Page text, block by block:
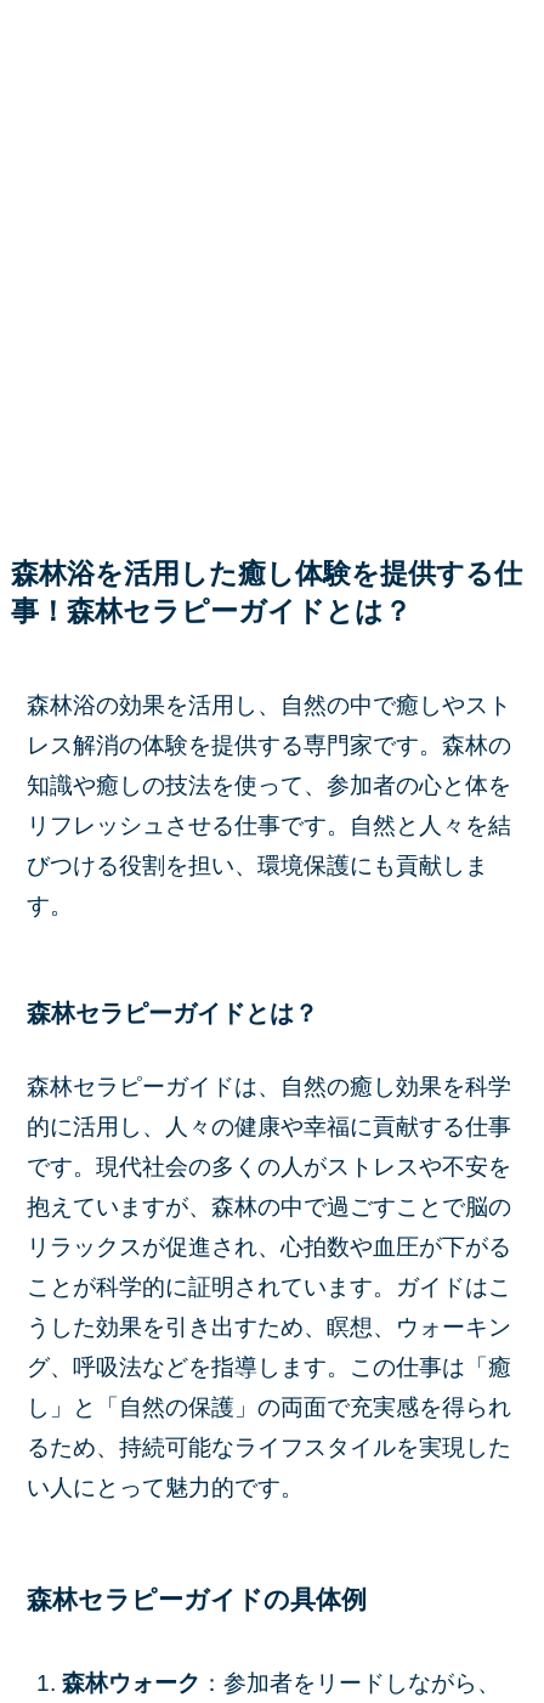
森林浴を活用した癒し体験を提供する仕
事！森林セラピーガイドとは？
森林浴の効果を活用し、自然の中で癒しやスト
レス解消の体験を提供する専門家です。森林の
知識や癒しの技法を使って、参加者の心と体を
リフレッシュさせる仕事です。自然と人々を結
びつける役割を担い、環境保護にも貢献しま
す。
森林セラピーガイドとは？
森林セラピーガイドは、自然の癒し効果を科学
的に活用し、人々の健康や幸福に貢献する仕事
です。現代社会の多くの人がストレスや不安を
抱えていますが、森林の中で過ごすことで脳の
リラックスが促進され、心拍数や血圧が下がる
ことが科学的に証明されています。ガイドはこ
うした効果を引き出すため、瞑想、ウォーキン
グ、呼吸法などを指導します。この仕事は「癒
し」と「自然の保護」の両面で充実感を得られ
るため、持続可能なライフスタイルを実現した
い人にとって魅力的です。
森林セラピーガイドの具体例
森林ウォーク ：参加者をリードしながら、